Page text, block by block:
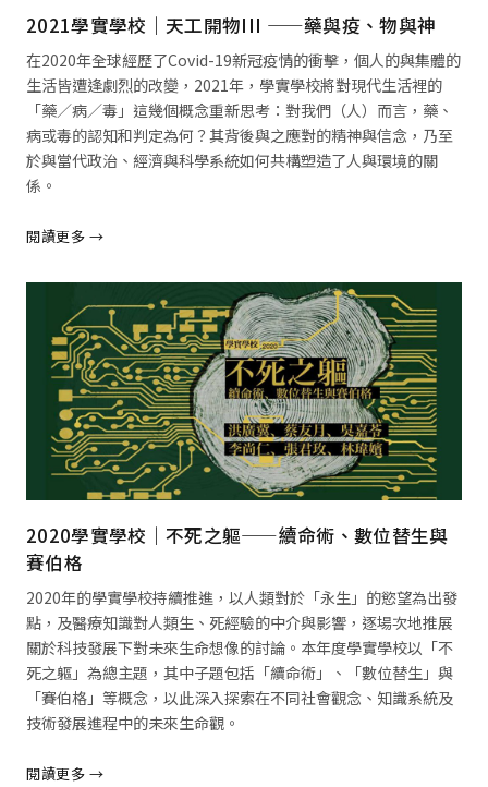
2021學實學校｜天工開物III ——藥與疫、物與神
在2020年全球經歷了Covid-19新冠疫情的衝擊，個人的與集體的
生活皆遭逢劇烈的改變，2021年，學實學校將對現代生活裡的
「藥／病／毒」這幾個概念重新思考：對我們（人）而言，藥、
病或毒的認知和判定為何？其背後與之應對的精神與信念，乃至
於與當代政治、經濟與科學系統如何共構塑造了人與環境的關
係。
閱讀更多 →
2020學實學校｜不死之軀——續命術、數位替生與
賽伯格
2020年的學實學校持續推進，以人類對於「永生」的慾望為出發
點，及醫療知識對人類生、死經驗的中介與影響，逐場次地推展
關於科技發展下對未來生命想像的討論。本年度學實學校以「不
死之軀」為總主題，其中子題包括「續命術」、「數位替生」與
「賽伯格」等概念，以此深入探索在不同社會觀念、知識系統及
技術發展進程中的未來生命觀。
閱讀更多 →